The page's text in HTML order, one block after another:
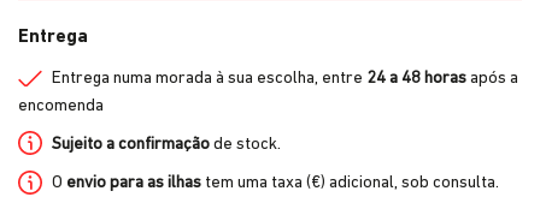
Entrega
Entrega numa morada à sua escolha, entre 24 a 48 horasapós a
encomenda
Sujeito a confirmaçãode stock.
O envio para as ilhas tem uma taxa (€) adicional, sob consulta.